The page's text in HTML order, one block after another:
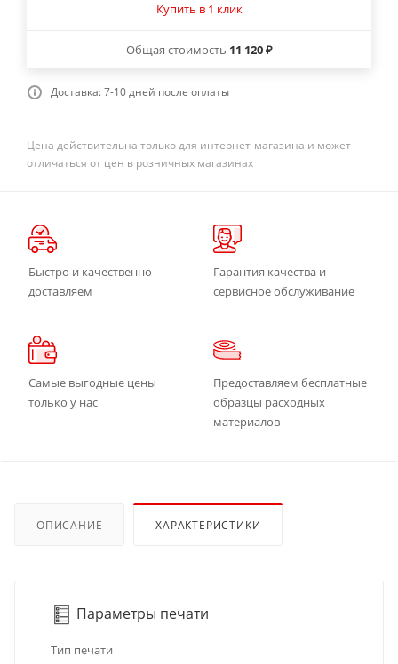
Купить в 1 клик
Общая стоимость 11 120 ₽
Доставка: 7-10 дней после оплаты
Цена действительна только для интернет-магазина и может
отличаться от цен в розничных магазинах
Быстро и качественно
доставляем
Гарантия качества и
сервисное обслуживание
Самые выгодные цены
только у нас
Предоставляем бесплатные
образцы расходных
материалов
ОПИСАНИЕ ХАРАКТЕРИСТИКИ
Параметры печати
Тип печати